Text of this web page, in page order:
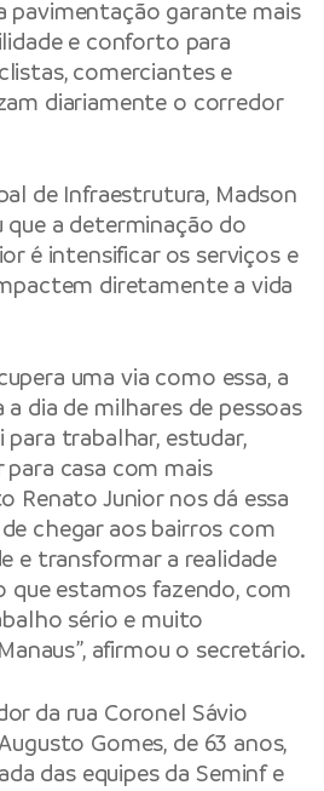
pavimentação garante mais
e conforto para
comerciantes e
diariamente o corredor
de Infraestrutura, Madson
que a determinação do
é intensificar os serviços e
diretamente a vida
uma via como essa, a
dia de milhares de pessoas
para trabalhar, estudar,
casa com mais
Renato Junior nos dá essa
chegar aos bairros com
e transformar a realidade
que estamos fazendo, com
sério e muito
afirmou o secretário.
da rua Coronel Sávio
Gomes, de 63 anos,
das equipes da Seminf e